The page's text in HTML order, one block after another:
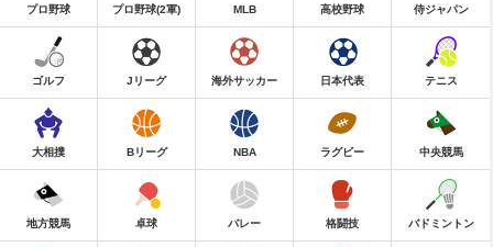
プロ野球 プロ野球(2軍) MLB 高校野球 侍ジャパン
ゴルフ Jリーグ 海外サッカー 日本代表 テニス
大相撲 Bリーグ NBA ラグビー 中央競馬
地方競馬 卓球 バレー 格闘技 バドミントン